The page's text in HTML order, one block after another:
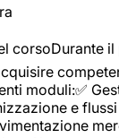
corsoDurante
moduli:✅
e